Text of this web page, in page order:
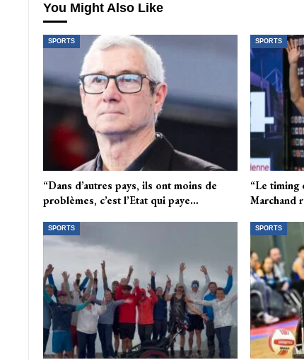
You Might Also Like
SPORTS
“Dans d’autres pays, ils ont moins de
problèmes, c’est l’Etat qui paye…
SPORTS
“Le timing
Marchand
SPORTS SPORTS